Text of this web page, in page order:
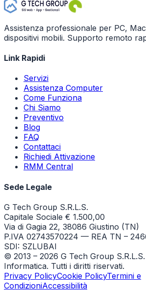
Assistenza professionale per PC,
dispositivi mobili. Supporto remoto
Link Rapidi
Servizi
Assistenza Computer
Come Funziona
Chi Siamo
Preventivo
Blog
FAQ
Contattaci
Richiedi Attivazione
RMM Central
Sede Legale
G Tech Group S.R.L.S.
Capitale Sociale € 1.500,00
Via di Gagia 22, 38086 Giustino (TN)
P.IVA 02743570224 — REA TN –
SDI: SZLUBAI
© 2013 – 2026 G Tech Group
Informatica. Tutti i diritti riservati.
Privacy PolicyCookie PolicyTermini e
CondizioniAccessibilità